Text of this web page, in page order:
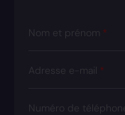
Nom et prénom
Adresse e-mail
Numéro de téléphone